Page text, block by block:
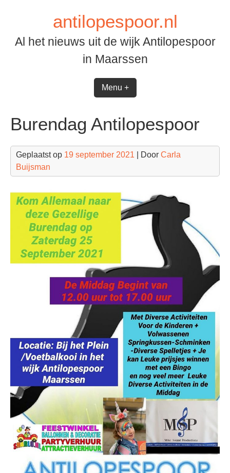
antilopespoor.nl
Al het nieuws uit de wijk Antilopespoor
in Maarssen
Menu +
Burendag Antilopespoor
Geplaatst op 19 september 2021 | Door Carla
Buijsman